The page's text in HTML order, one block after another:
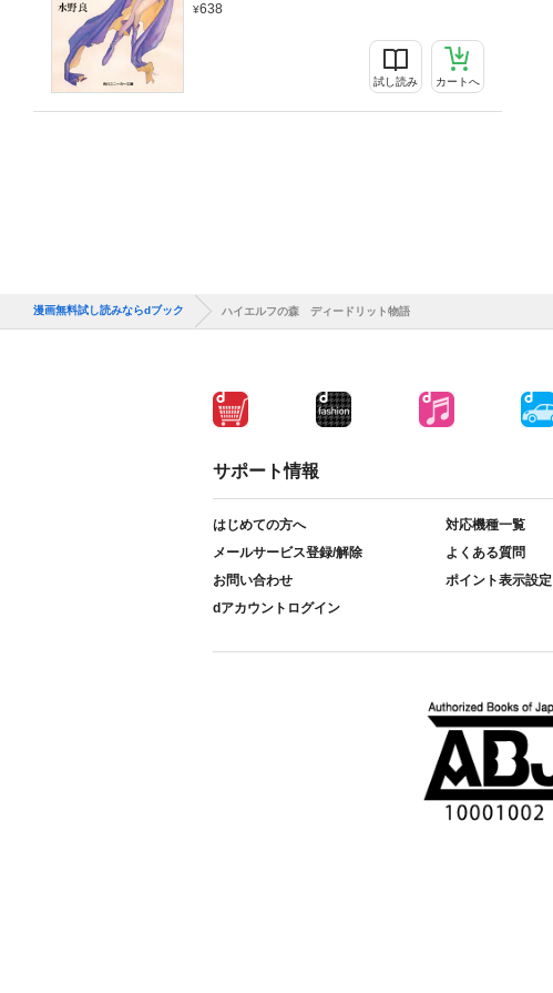
638
試し読み カートへ
漫画無料試し読みならdブック ハイエルフの森 ディードリット物語
サポート情報
はじめての方へ
対応機種一覧
メールサービス登録/解除
よくある質問
お問い合わせ
ポイント表示設定
dアカウントログイン